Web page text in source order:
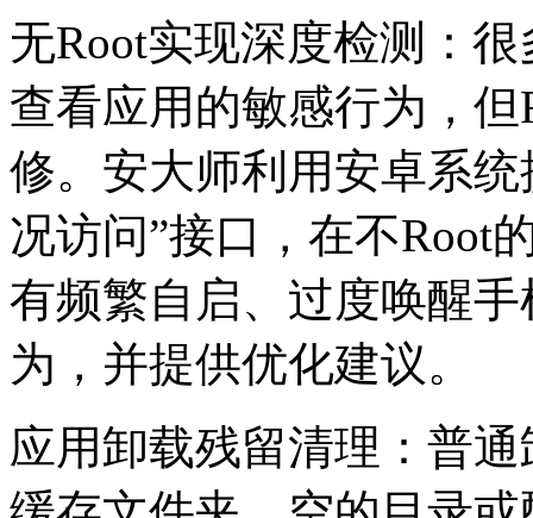
无Root实现深度检测：
查看应用的敏感行为，
修。安大师利用安卓系
况访问”接口，在不Root
有频繁自启、过度唤醒
为，并提供优化建议。
应用卸载残留清理：普